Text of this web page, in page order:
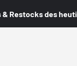
Restocks des